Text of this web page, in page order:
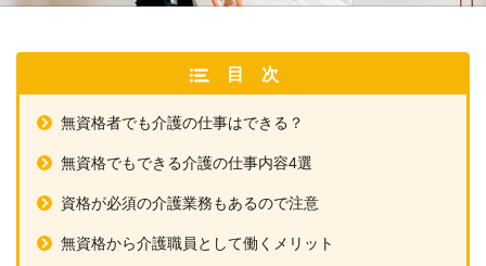
目次
無資格者でも介護の仕事はできる？
無資格でもできる介護の仕事内容4選
資格が必須の介護業務もあるので注意
無資格から介護職員として働くメリット